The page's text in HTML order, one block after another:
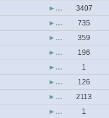
►…
3407
►…
735
►…
359
►…
196
►…
1
►…
126
►…
2113
►… 1